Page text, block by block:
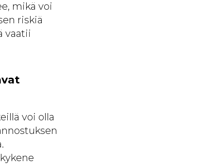
mikä voi
riskiä
vaatii
voi olla